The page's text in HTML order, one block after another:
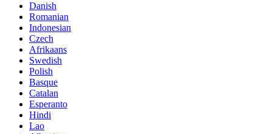
Danish
Romanian
Indonesian
Czech
Afrikaans
Swedish
Polish
Basque
Catalan
Esperanto
Hindi
Lao